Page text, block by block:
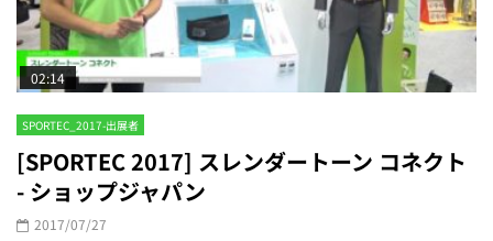
02:14
SPORTEC_2017-出展者
[SPORTEC 2017] スレンダートーン コネクト
- ショップジャパン
2017/07/27